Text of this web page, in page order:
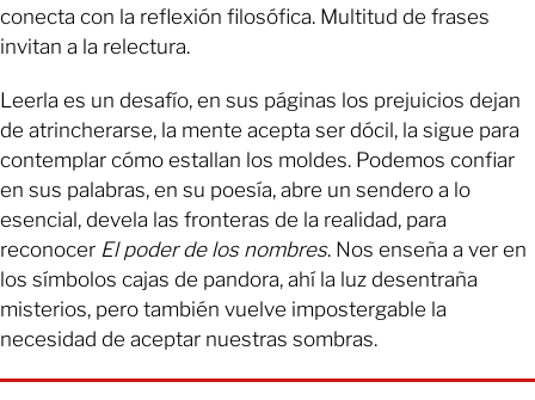
conecta con la reflexión filosófica. Multitud de frases
invitan a la relectura.
Leerla es un desafío, en sus páginas los prejuicios dejan
de atrincherarse, la mente acepta ser dócil, la sigue para
contemplar cómo estallan los moldes. Podemos confiar
en sus palabras, en su poesía, abre un sendero a lo
esencial, devela las fronteras de la realidad, para
reconocer El poder de los nombres. Nos enseña a ver en
los símbolos cajas de pandora, ahí la luz desentraña
misterios, pero también vuelve impostergable la
necesidad de aceptar nuestras sombras.